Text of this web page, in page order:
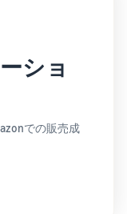
ショ
での販売成